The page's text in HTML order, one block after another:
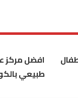
افضل مركز
طبيعي